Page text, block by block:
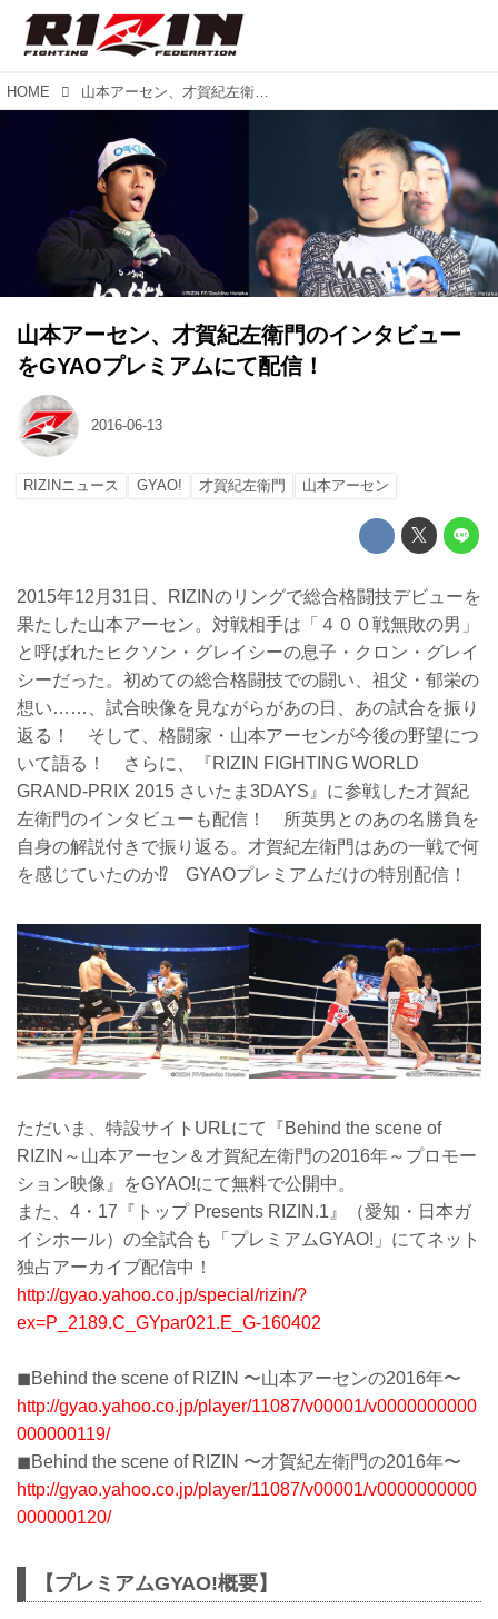
HOME 山本アーセン、才賀紀左衛門のインタビューをGYAOプレミアムにて配信！
山本アーセン、才賀紀左衛門のインタビュー
をGYAOプレミアムにて配信！
2016-06-13
RIZINニュース GYAO! 才賀紀左衛門 山本アーセン
2015年12月31日、RIZINのリングで総合格闘技デビューを
果たした山本アーセン。対戦相手は「４００戦無敗の男」
と呼ばれたヒクソン・グレイシーの息子・クロン・グレイ
シーだった。初めての総合格闘技での闘い、祖父・郁栄の
想い……、試合映像を見ながらがあの日、あの試合を振り
返る！ そして、格闘家・山本アーセンが今後の野望につ
いて語る！ さらに、『RIZIN FIGHTING WORLD
GRAND-PRIX 2015 さいたま3DAYS』に参戦した才賀紀
左衛門のインタビューも配信！ 所英男とのあの名勝負を
自身の解説付きで振り返る。才賀紀左衛門はあの一戦で何
を感じていたのか⁉︎ GYAOプレミアムだけの特別配信！
ただいま、特設サイトURLにて『Behind the scene of
RIZIN～山本アーセン＆才賀紀左衛門の2016年～プロモー
ション映像』をGYAO!にて無料で公開中。
また、4・17『トップ Presents RIZIN.1』（愛知・日本ガ
イシホール）の全試合も「プレミアムGYAO!」にてネット
独占アーカイブ配信中！
http://gyao.yahoo.co.jp/special/rizin/?
ex=P_2189.C_GYpar021.E_G-160402
◼︎Behind the scene of RIZIN 〜山本アーセンの2016年〜
http://gyao.yahoo.co.jp/player/11087/v00001/v0000000000
000000119/
◼︎Behind the scene of RIZIN 〜才賀紀左衛門の2016年〜
http://gyao.yahoo.co.jp/player/11087/v00001/v0000000000
000000120/
【プレミアムGYAO!概要】